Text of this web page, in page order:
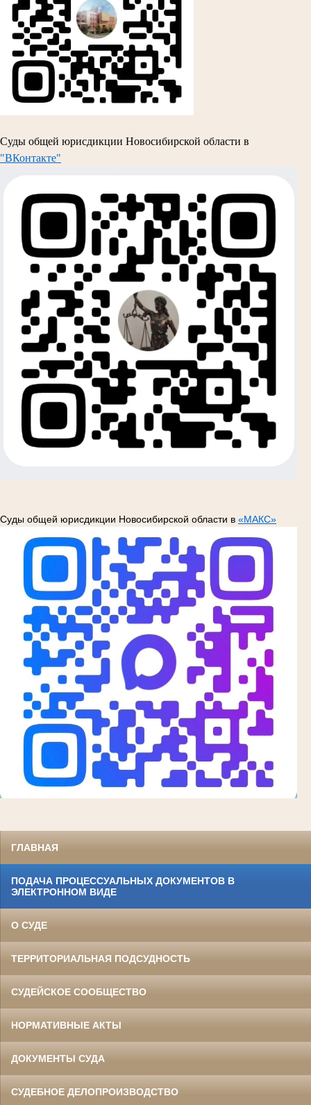
Суды общей юрисдикции Новосибирской области в
"ВКонтакте"
Суды общей юрисдикции Новосибирской области в «МАКС»
ГЛАВНАЯ
ПОДАЧА ПРОЦЕССУАЛЬНЫХ ДОКУМЕНТОВ В
ЭЛЕКТРОННОМ ВИДЕ
О СУДЕ
ТЕРРИТОРИАЛЬНАЯ ПОДСУДНОСТЬ
СУДЕЙСКОЕ СООБЩЕСТВО
НОРМАТИВНЫЕ АКТЫ
ДОКУМЕНТЫ СУДА
СУДЕБНОЕ ДЕЛОПРОИЗВОДСТВО